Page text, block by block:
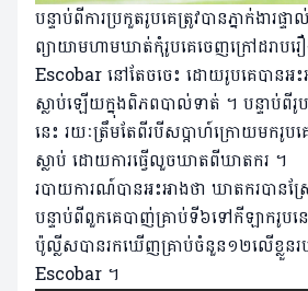
បន្ទាប់ពីការប្រកួតរូបគេត្រូវបានភ្នាក់ងារ
ព្យាយាមហាមឃាត់កុំរូបគេចេញក្រៅដរាបរឿ
Escobar នៅតែចចេះ ដោយរូបគេបានអះ
ស្លាប់ឡើយក្នុងពិភពបាល់ទាត់ ។ បន្ទាប់ពីរូ
នេះ រយៈត្រឹមតែពីរបីសប្តាហ៍ក្រោយមករូបគ
ស្លាប់ ដោយការធ្វើលួចឃាតពីឃាតករ ។
របាយការណ៍បានអះអាងថា ឃាតករបាន
បន្ទាប់ពីពួកគេបាញ់គ្រាប់ទី៦ទៅកីឡាករូ
ប៉ូល្លីសបានរកឃើញគ្រាប់ចំនួន១២លើខ្លួ
Escobar ។